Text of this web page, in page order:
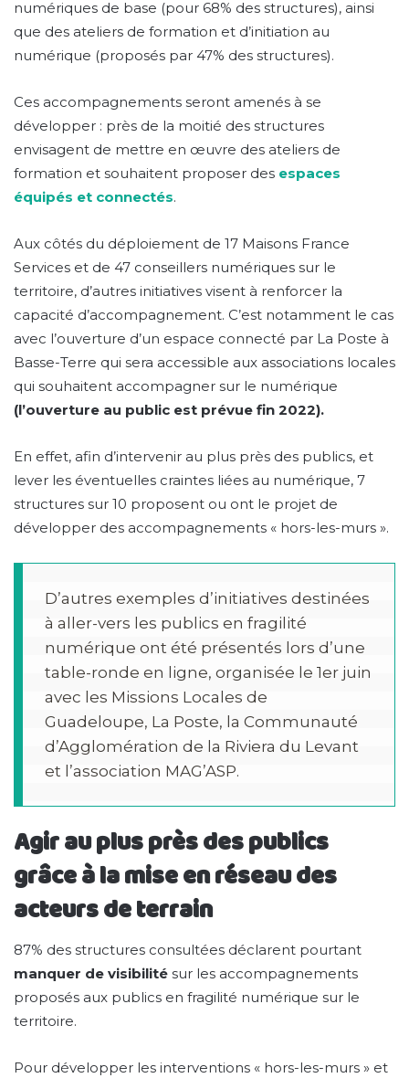
numériques de base (pour 68% des structures), ainsi
que des ateliers de formation et d’initiation au
numérique (proposés par 47% des structures).
Ces accompagnements seront amenés à se
développer : près de la moitié des structures
envisagent de mettre en œuvre des ateliers de
formation et souhaitent proposer des espaces
équipés et connectés.
Aux côtés du déploiement de 17 Maisons France
Services et de 47 conseillers numériques sur le
territoire, d’autres initiatives visent à renforcer la
capacité d’accompagnement. C’est notamment le cas
avec l’ouverture d’un espace connecté par La Poste à
Basse-Terre qui sera accessible aux associations locales
qui souhaitent accompagner sur le numérique
(l’ouverture au public est prévue fin 2022).
En effet, afin d’intervenir au plus près des publics, et
lever les éventuelles craintes liées au numérique, 7
structures sur 10 proposent ou ont le projet de
développer des accompagnements « hors-les-murs ».
D’autres exemples d’initiatives destinées
à aller-vers les publics en fragilité
numérique ont été présentés lors d’une
table-ronde en ligne, organisée le 1er juin
avec les Missions Locales de
Guadeloupe, La Poste, la Communauté
d’Agglomération de la Riviera du Levant
et l’association MAG’ASP.
Agir au plus près des publics
grâce à la mise en réseau des
acteurs de terrain
87% des structures consultées déclarent pourtant
manquer de visibilité sur les accompagnements
proposés aux publics en fragilité numérique sur le
territoire.
Pour développer les interventions « hors-les-murs » et